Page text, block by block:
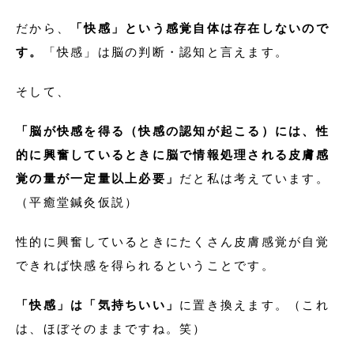
だから、
「快感」という感覚自体は存在しないので
す。
「快感」は脳の判断・認知と言えます。
そして、
「脳が快感を得る（快感の認知が起こる）には、性
的に興奮しているときに脳で情報処理される皮膚感
覚の量が一定量以上必要」 だと私は考えています。
（平癒堂鍼灸仮説）
性的に興奮しているときにたくさん皮膚感覚が自覚
できれば快感を得られるということです。
「快感」は「気持ちいい」 に置き換えます。（これ
は、ほぼそのままですね。笑）